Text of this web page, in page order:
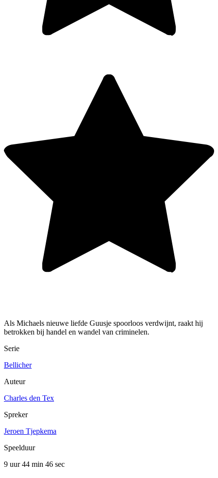
Als Michaels nieuwe liefde Guusje spoorloos verdwijnt, raakt hij
betrokken bij handel en wandel van criminelen.
Serie
Bellicher
Auteur
Charles den Tex
Spreker
Jeroen Tjepkema
Speelduur
9 uur 44 min 46 sec